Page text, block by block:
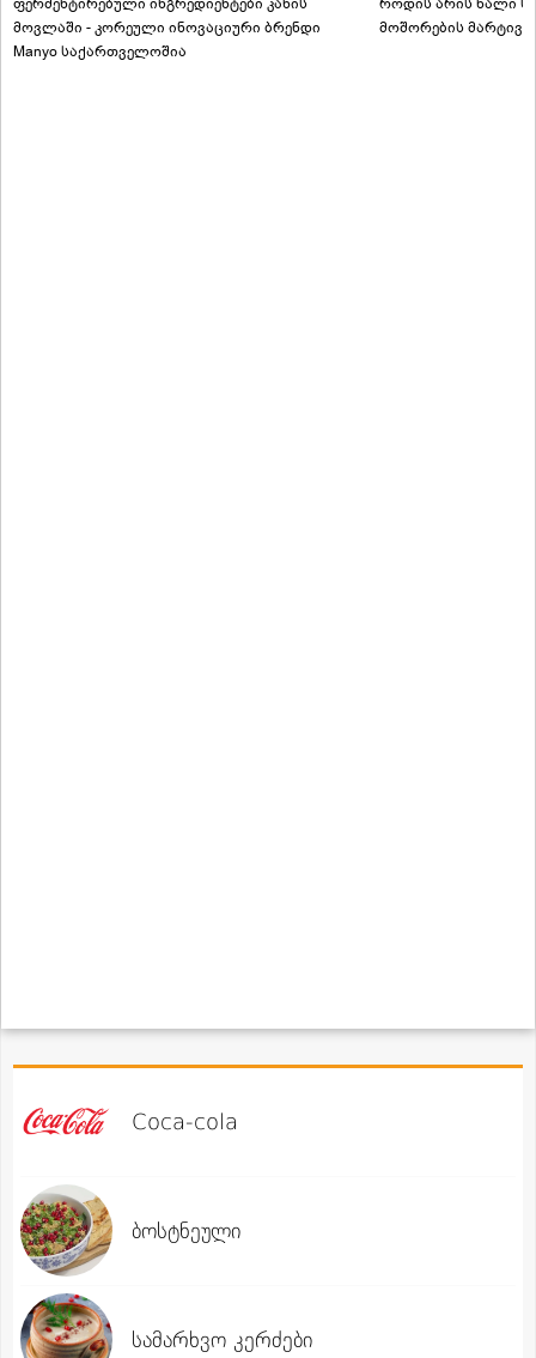
მოვლაში - კორეული ინოვაციური ბრენდი
Manyo საქართველოშია
მოშორების
Coca-cola
ბოსტნეული
სამარხვო კერძები